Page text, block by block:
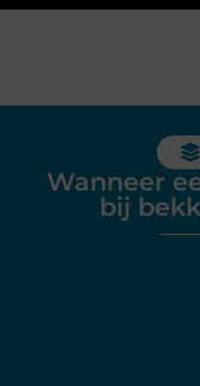
Wanneer
bij